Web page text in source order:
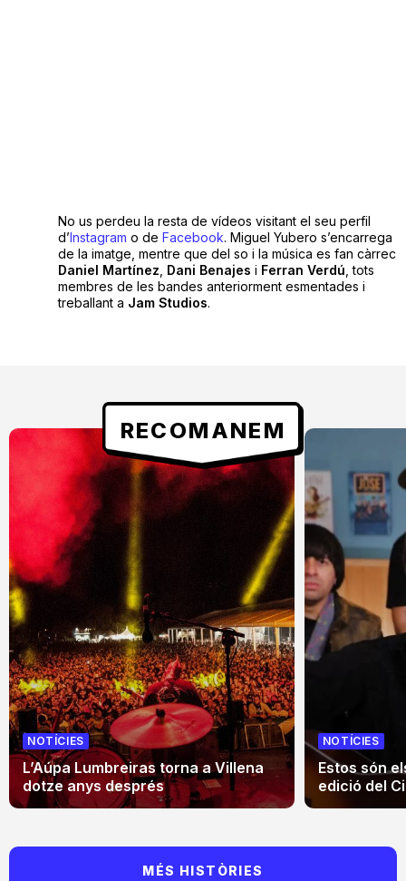
No us perdeu la resta de vídeos visitant el seu perfil
d’Instagram o de Facebook. Miguel Yubero s’encarrega
de la imatge, mentre que del so i la música es fan càrrec
Daniel Martínez Dani Benajes i Ferran Verdú , tots
membres de les bandes anteriorment esmentades i
treballant a Jam Studios.
RECOMANEM
NOTÍCIES
L’Aúpa Lumbreiras torna a Villena
dotze anys després
NOTÍCIES
Estos són
edició del
MÉS HISTÒRIES